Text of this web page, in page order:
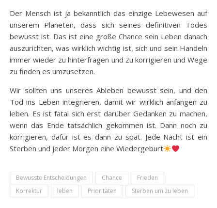
Der Mensch ist ja bekanntlich das einzige Lebewesen auf
unserem Planeten, dass sich seines definitiven Todes
bewusst ist. Das ist eine große Chance sein Leben danach
auszurichten, was wirklich wichtig ist, sich und sein Handeln
immer wieder zu hinterfragen und zu korrigieren und Wege
zu finden es umzusetzen.
Wir sollten uns unseres Ableben bewusst sein, und den
Tod ins Leben integrieren, damit wir wirklich anfangen zu
leben. Es ist fatal sich erst darüber Gedanken zu machen,
wenn das Ende tatsächlich gekommen ist. Dann noch zu
korrigieren, dafür ist es dann zu spät. Jede Nacht ist ein
Sterben und jeder Morgen eine Wiedergeburt
Bewusste Entscheidungen Chance
Frieden
Korrektur
leben Prioritäten Sterben um zu leben